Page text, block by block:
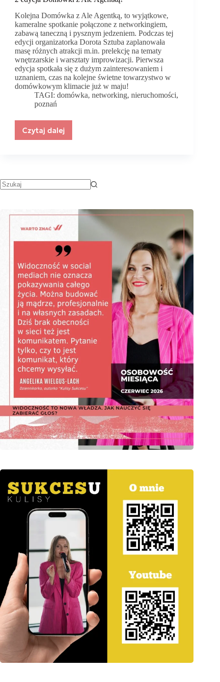
Kolejna Domówka z Ale Agentką, to wyjątkowe,
kameralne spotkanie połączone z networkingiem,
zabawą taneczną i pysznym jedzeniem. Podczas tej
edycji organizatorka Dorota Sztuba zaplanowała
masę różnych atrakcji m.in. prelekcję na tematy
wnętrzarskie i warsztaty improwizacji. Pierwsza
edycja spotkała się z dużym zainteresowaniem i
uznaniem, czas na kolejne świetne towarzystwo w
domówkowym klimacie już w maju!
TAGI: domówka,networking,nieruchomości,
poznań
Czytaj dalej
2
Agentką!